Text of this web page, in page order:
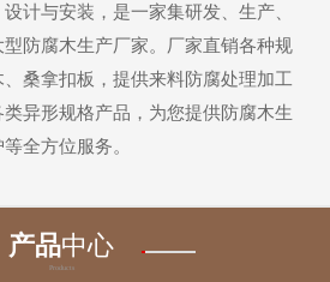
计与安装，是一家集研发、生产、
防腐木生产厂家。厂家直销各种规
桑拿扣板，提供来料防腐处理加工
异形规格产品，为您提供防腐木生
全方位服务。
产品中心
Products